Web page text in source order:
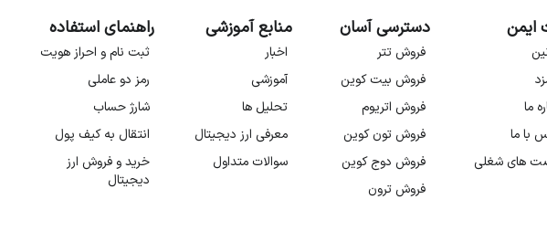
ایمن
ما
با ما
های شغلی
دسترسی آسان
فروش تتر
فروش بیت کوین
فروش اتریوم
فروش تون کوین
فروش دوج کوین
فروش ترون
منابع آموزشی
اخبار
آموزشی
تحلیل ها
معرفی ارز دیجیتال
سوالات متداول
راهنمای استفاده
ثبت نام و احراز هویت
رمز دو عاملی
شارژ حساب
انتقال به کیف پول
خرید و فروش ارز
دیجیتال